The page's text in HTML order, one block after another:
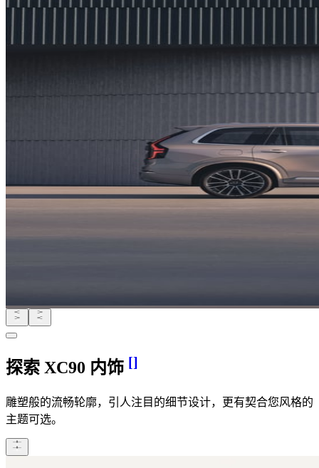
探索 XC90 内饰 []
雕塑般的流畅轮廓，引人注目的细节设计，更有契合您风格的
主题可选。